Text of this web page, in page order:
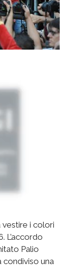
vestire i colori
L’accordo
Palio
condiviso una